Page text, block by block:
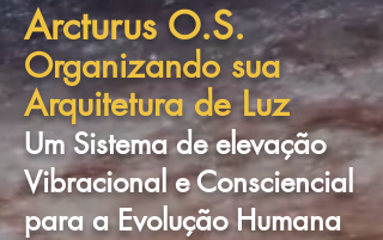
Arcturus O.S.
Organizando sua
Arquitetura de Luz
Um Sistema de elevação
Vibracional e Consciencial
para a Evolução Humana